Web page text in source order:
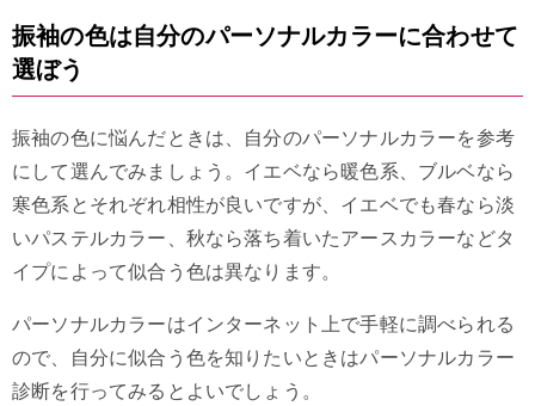
振袖の色は自分のパーソナルカラーに合わせて
選ぼう
振袖の色に悩んだときは、自分のパーソナルカラーを参考
にして選んでみましょう。イエベなら暖色系、ブルベなら
寒色系とそれぞれ相性が良いですが、イエベでも春なら淡
いパステルカラー、秋なら落ち着いたアースカラーなどタ
イプによって似合う色は異なります。
パーソナルカラーはインターネット上で手軽に調べられる
ので、自分に似合う色を知りたいときはパーソナルカラー
診断を行ってみるとよいでしょう。